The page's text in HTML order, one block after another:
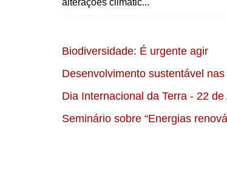
Biodiversidade: É urgente agir
Desenvolvimento sustentável
Dia Internacional da Terra - 22 de
Seminário sobre “Energias